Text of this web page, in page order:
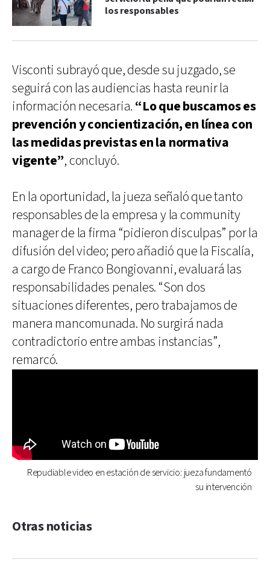
los responsables
Visconti subrayó que, desde su juzgado, se
seguirá con las audiencias hasta reunir la
información necesaria. “Lo que buscamos es
prevención y concientización, en línea con
las medidas previstas en la normativa
vigente”, concluyó.
En la oportunidad, la jueza señaló que tanto
responsables de la empresa y la community
manager de la firma “pidieron disculpas” por la
difusión del video; pero añadió que la Fiscalía,
a cargo de Franco Bongiovanni, evaluará las
responsabilidades penales. “Son dos
situaciones diferentes, pero trabajamos de
manera mancomunada. No surgirá nada
contradictorio entre ambas instancias”,
remarcó.
Repudiable video en estación de servicio: jueza fundamentó
su intervención
Otras noticias